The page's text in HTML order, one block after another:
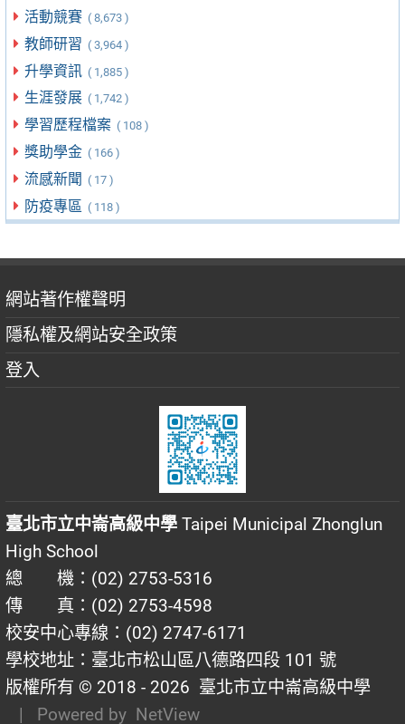
活動競賽 ( 8,673 )
教師研習 ( 3,964 )
升學資訊 ( 1,885 )
生涯發展 ( 1,742 )
學習歷程檔案 ( 108 )
獎助學金 ( 166 )
流感新聞 ( 17 )
防疫專區 ( 118 )
網站著作權聲明
隱私權及網站安全政策
登入
臺北市立中崙高級中學 Taipei Municipal Zhonglun
High School
總 機：(02) 2753-5316
傳 真：(02) 2753-4598
校安中心專線：(02) 2747-6171
學校地址：臺北市松山區八德路四段 101 號
版權所有 © 2018 - 2026 臺北市立中崙高級中學
| Powered by NetView